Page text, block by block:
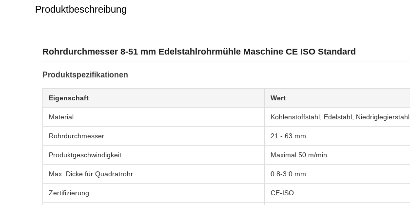
Produktbeschreibung
Rohrdurchmesser 8-51 mm Edelstahlrohrmühle Maschine CE ISO Standard
Produktspezifikationen
Eigenschaft Wert
Material Kohlenstoffstahl, Edelstahl, Niedriglegierstahl
Rohrdurchmesser 21 - 63 mm
Produktgeschwindigkeit Maximal 50 m/min
Max. Dicke für Quadratrohr 0.8-3.0 mm
Zertifizierung CE-ISO